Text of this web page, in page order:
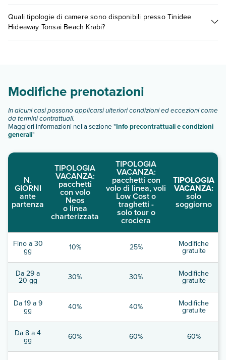
variare in base a vari fattori (per es. date, condizioni dell'hotel,
ecc). Per consultare i prezzi, compila il motore di ricerca e
Quali tipologie di camere sono disponibili presso Tinidee
Hideaway Tonsai Beach Krabi?
Modifiche prenotazioni
In alcuni casi possono applicarsi ulteriori condizioni ed eccezioni come
da termini contrattuali.
Maggiori informazioni nella sezione "Info precontrattuali e condizioni
generali"
N.
GIORNI
ante
partenza
TIPOLOGIA
VACANZA:
pacchetti
con volo
Neos
o linea
charterizzata
TIPOLOGIA
VACANZA:
pacchetti con
volo di linea, voli
Low Cost o
traghetti -
solo tour o
crociera
TIPOLOGIA
VACANZA:
solo
soggiorno
Fino a 30
gg 10% 25% Modifiche
gratuite
Da 29 a
20 gg 30% 30% Modifiche
gratuite
Da 19 a 9
gg 40% 40% Modifiche
gratuite
Da 8 a 4
gg 60% 60% 60%